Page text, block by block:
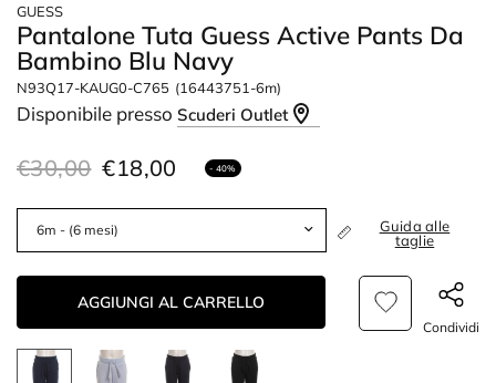
GUESS
Pantalone Tuta Guess Active Pants Da
Bambino Blu Navy
N93Q17-KAUG0-C765 (16443751-6m)
Disponibile pressoScuderi Outlet
€30,00 €18,00 - 40%
Guida alle
taglie
AGGIUNGI AL CARRELLO
Condividi